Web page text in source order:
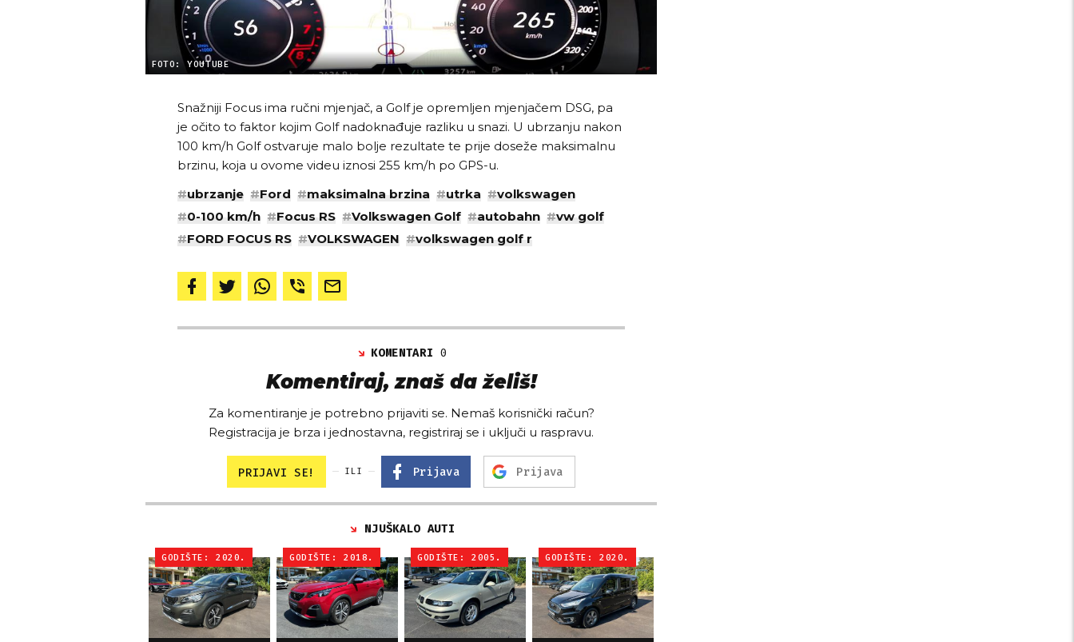
FOTO: YOUTUBE
Snažniji Focus ima ručni mjenjač, a Golf je opremljen mjenjačem DSG, pa
je očito to faktor kojim Golf nadoknađuje razliku u snazi. U ubrzanju nakon
100 km/h Golf ostvaruje malo bolje rezultate te prije doseže maksimalnu
brzinu, koja u ovome videu iznosi 255 km/h po GPS-u.
#ubrzanje #Ford #maksimalna brzina #utrka #volkswagen
#0-100 km/h #Focus RS #Volkswagen Golf #autobahn #vw golf
#FORD FOCUS RS #VOLKSWAGEN #volkswagen golf r
KOMENTARI0
Komentiraj, znaš da želiš!
Za komentiranje je potrebno prijaviti se. Nemaš korisnički račun?
Registracija je brza i jednostavna, registriraj se i uključi u raspravu.
PRIJAVI SE! ILI Prijava Prijava
NJUŠKALO AUTI
GODIŠTE: 2020. GODIŠTE: 2020.
GODIŠTE: 2018. GODIŠTE: 2005.